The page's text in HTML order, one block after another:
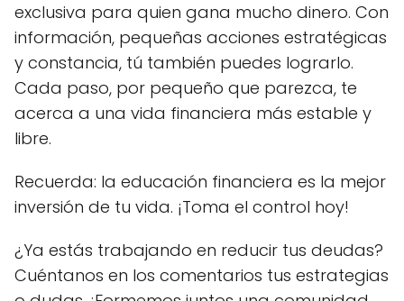
exclusiva para quien gana mucho dinero. Con
información, pequeñas acciones estratégicas
y constancia, tú también puedes lograrlo.
Cada paso, por pequeño que parezca, te
acerca a una vida financiera más estable y
libre.
Recuerda: la educación financiera es la mejor
inversión de tu vida. ¡Toma el control hoy!
¿Ya estás trabajando en reducir tus deudas?
Cuéntanos en los comentarios tus estrategias